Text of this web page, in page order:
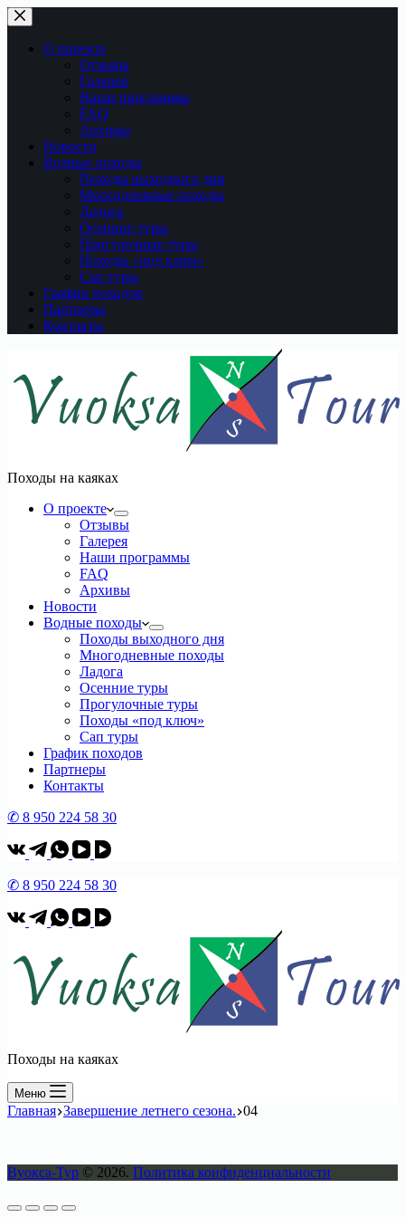
Перейти
к
сути
О проекте
Отзывы
Галерея
Наши программы
FAQ
Архивы
Новости
Водные походы
Походы выходного дня
Многодневные походы
Ладога
Осенние туры
Прогулочные туры
Походы «под ключ»
Сап туры
График походов
Партнеры
Контакты
Походы на каяках
О проекте
Отзывы
Галерея
Наши программы
FAQ
Архивы
Новости
Водные походы
Походы выходного дня
Многодневные походы
Ладога
Осенние туры
Прогулочные туры
Походы «под ключ»
Сап туры
График походов
Партнеры
Контакты
✆ 8 950 224 58 30
✆ 8 950 224 58 30
Походы на каяках
Меню
Главная Завершение летнего сезона. 04
Вуокса-Тур © 2026. Политика конфиденциальности